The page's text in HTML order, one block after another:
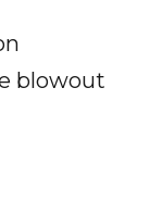
blowout